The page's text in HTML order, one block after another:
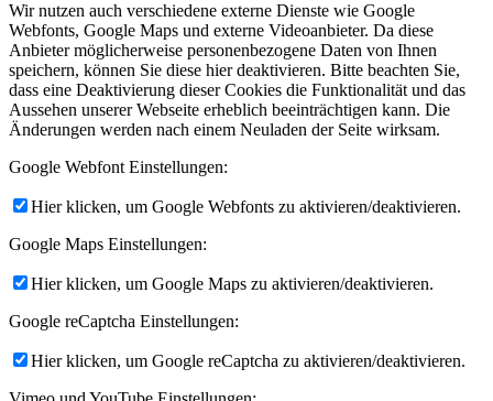
Wir nutzen auch verschiedene externe Dienste wie Google
Webfonts, Google Maps und externe Videoanbieter. Da diese
Anbieter möglicherweise personenbezogene Daten von Ihnen
speichern, können Sie diese hier deaktivieren. Bitte beachten Sie,
dass eine Deaktivierung dieser Cookies die Funktionalität und das
Aussehen unserer Webseite erheblich beeinträchtigen kann. Die
Änderungen werden nach einem Neuladen der Seite wirksam.
Google Webfont Einstellungen:
Hier klicken, um Google Webfonts zu aktivieren/deaktivieren.
Google Maps Einstellungen:
Hier klicken, um Google Maps zu aktivieren/deaktivieren.
Google reCaptcha Einstellungen:
Hier klicken, um Google reCaptcha zu aktivieren/deaktivieren.